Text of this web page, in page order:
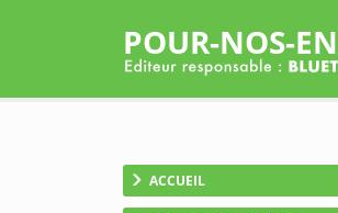
POUR-NOS-
ACCUEIL